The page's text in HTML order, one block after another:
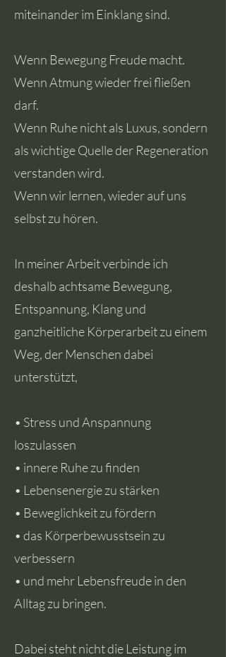
miteinander im Einklang sind.
Wenn Bewegung Freude macht.
Wenn Atmung wieder frei fließen
darf.
Wenn Ruhe nicht als Luxus, sondern
als wichtige Quelle der Regeneration
verstanden wird.
Wenn wir lernen, wieder auf uns
selbst zu hören.
In meiner Arbeit verbinde ich
deshalb achtsame Bewegung,
Entspannung, Klang und
ganzheitliche Körperarbeit zu einem
Weg, der Menschen dabei
unterstützt,
• Stress und Anspannung
loszulassen
• innere Ruhe zu finden
• Lebensenergie zu stärken
• Beweglichkeit zu fördern
• das Körperbewusstsein zu
verbessern
• und mehr Lebensfreude in den
Alltag zu bringen.
Dabei steht nicht die Leistung im